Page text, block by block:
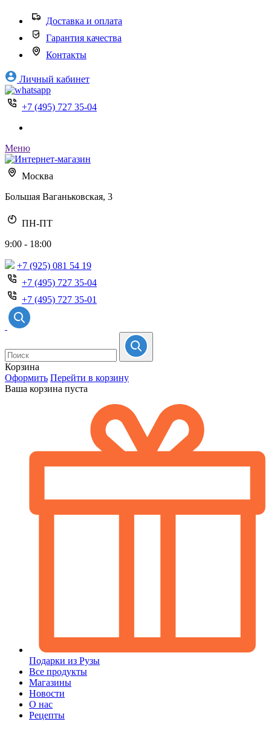
Доставка и оплата
Гарантия качества
Контакты
Личный кабинет
+7 (495) 727 35-04
Меню
Москва
Большая Ваганьковская, 3
ПН-ПТ
9:00 - 18:00
+7 (925) 081 54 19
+7 (495) 727 35-04
+7 (495) 727 35-01
Корзина
Оформить Перейти в корзину
Ваша корзина пуста
Подарки из Рузы
Все продукты
Магазины
Новости
О нас
Рецепты